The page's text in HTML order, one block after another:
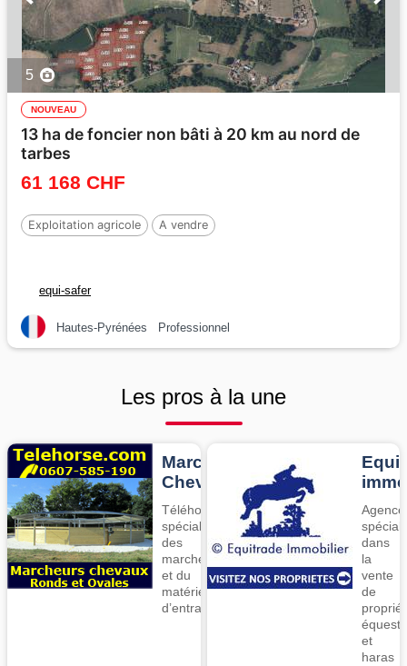
5
NOUVEAU
13 ha de foncier non bâti à 20 km au nord de
tarbes
61 168 CHF
Exploitation agricole A vendre
equi-safer
Hautes-Pyrénées Professionnel
Les pros à la une
Marcheurs
Chevaux
Téléhorse,
spécialiste
des
marcheurs
et du
matériel
d’entrainement
immo
Agence
dans
la
vente
de
et
haras